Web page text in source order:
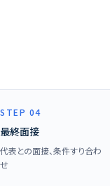
STEP 04
最終面接
代表との面接、条件すり合わ
せ